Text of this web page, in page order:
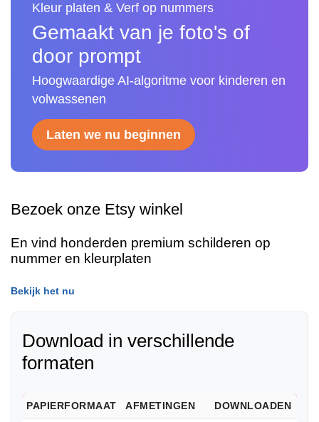
Kleur platen & Verf op nummers
Gemaakt van je foto's of
door prompt
Hoogwaardige AI-algoritme voor kinderen en
volwassenen
Laten we nu beginnen
Bezoek onze Etsy winkel
En vind honderden premium schilderen op
nummer en kleurplaten
Bekijk het nu
Download in verschillende
formaten
PAPIERFORMAAT AFMETINGEN DOWNLOADEN